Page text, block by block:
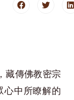
藏傳佛教密宗
心中所瞭解的